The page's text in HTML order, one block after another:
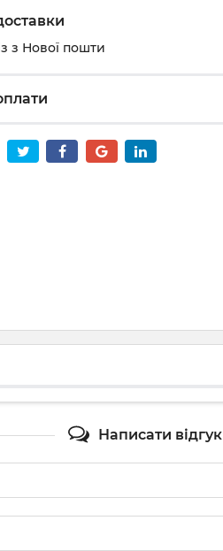
з Нової пошти
Написати відгук